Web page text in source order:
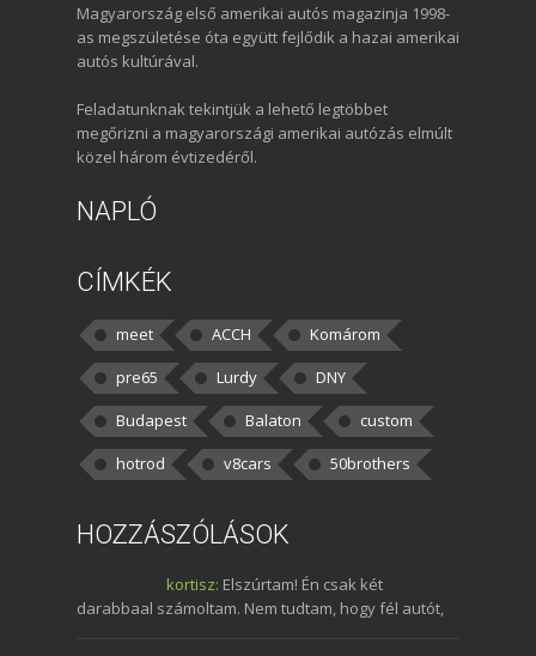
Magyarország első amerikai autós magazinja 1998-
as megszületése óta együtt fejlődik a hazai amerikai
autós kultúrával.
Feladatunknak tekintjük a lehető legtöbbet
megőrizni a magyarországi amerikai autózás elmúlt
közel három évtizedéről.
NAPLÓ
CÍMKÉK
meet ACCH
Komárom
pre65
Lurdy
DNY
Budapest
Balaton
custom
hotrod
v8cars 50brothers
HOZZÁSZÓLÁSOK
kortisz: Elszúrtam! Én csak két
darabbaal számoltam. Nem tudtam, hogy fél autót,